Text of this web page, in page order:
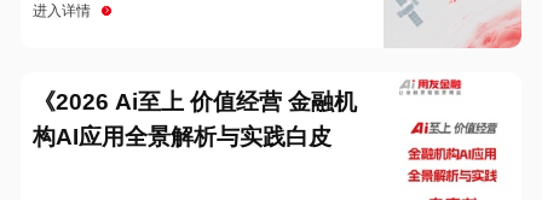
进入详情
《2026 Ai至上 价值经营 金融机
构AI应用全景解析与实践白皮